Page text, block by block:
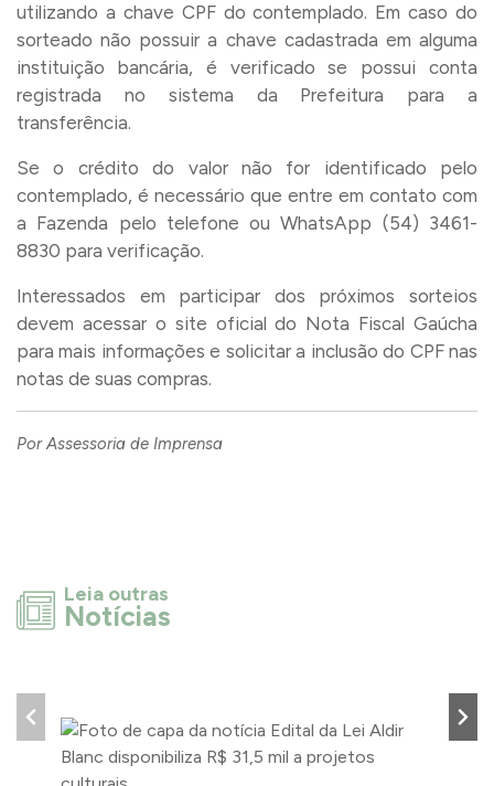
utilizando a chave CPF do contemplado. Em caso do
sorteado não possuir a chave cadastrada em alguma
instituição bancária, é verificado se possui conta
registrada no sistema da Prefeitura para a
transferência.
Se o crédito do valor não for identificado pelo
contemplado, é necessário que entre em contato com
a Fazenda pelo telefone ou WhatsApp (54) 3461-
8830 para verificação.
Interessados em participar dos próximos sorteios
devem acessar o site oficial do Nota Fiscal Gaúcha
para mais informações e solicitar a inclusão do CPF nas
notas de suas compras.
Por Assessoria de Imprensa
Leia outras
Notícias